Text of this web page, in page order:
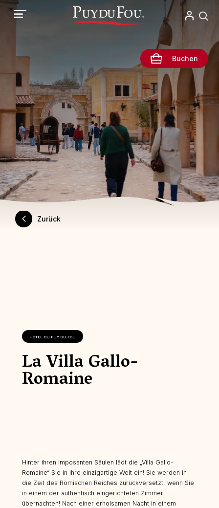
Direkt
zum
Inhalt
Buchen
Zurück
HÔTEL DU PUY DU FOU
La Villa Gallo-
Romaine
Hinter ihren imposanten Säulen lädt die „Villa Gallo-
Romaine“ Sie in ihre einzigartige Welt ein! Sie werden in
die Zeit des Römischen Reiches zurückversetzt, wenn Sie
in einem der authentisch eingerichteten Zimmer
übernachten! Nach einer erholsamen Nacht in einem